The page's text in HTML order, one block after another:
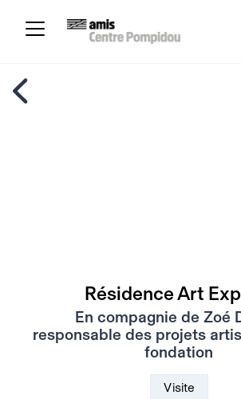
Résidence Art
En compagnie de Zoé
responsable des projets
fondation
Visite